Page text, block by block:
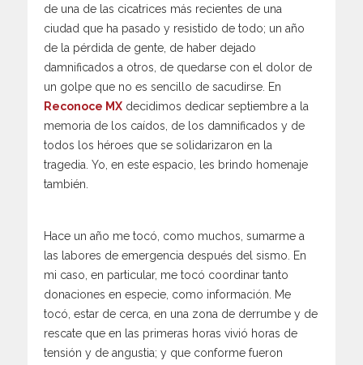
de una de las cicatrices más recientes de una
ciudad que ha pasado y resistido de todo; un año
de la pérdida de gente, de haber dejado
damnificados a otros, de quedarse con el dolor de
un golpe que no es sencillo de sacudirse. En
Reconoce MX decidimos dedicar septiembre a la
memoria de los caídos, de los damnificados y de
todos los héroes que se solidarizaron en la
tragedia. Yo, en este espacio, les brindo homenaje
también.
Hace un año me tocó, como muchos, sumarme a
las labores de emergencia después del sismo. En
mi caso, en particular, me tocó coordinar tanto
donaciones en especie, como información. Me
tocó, estar de cerca, en una zona de derrumbe y de
rescate que en las primeras horas vivió horas de
tensión y de angustia; y que conforme fueron